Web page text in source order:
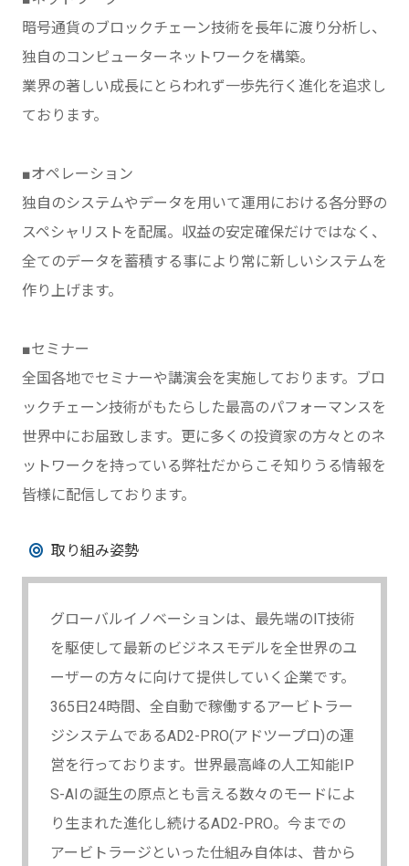
暗号通貨のブロックチェーン技術を長年に渡り分析し、
独自のコンピューターネットワークを構築。
業界の著しい成長にとらわれず一歩先行く進化を追求し
ております。
■オペレーション
独自のシステムやデータを用いて運用における各分野の
スペシャリストを配属。収益の安定確保だけではなく、
全てのデータを蓄積する事により常に新しいシステムを
作り上げます。
■セミナー
全国各地でセミナーや講演会を実施しております。ブロ
ックチェーン技術がもたらした最高のパフォーマンスを
世界中にお届致します。更に多くの投資家の方々とのネ
ットワークを持っている弊社だからこそ知りうる情報を
皆様に配信しております。
取り組み姿勢
グローバルイノベーションは、最先端のIT技術
を駆使して最新のビジネスモデルを全世界のユ
ーザーの方々に向けて提供していく企業です。
365日24時間、全自動で稼働するアービトラー
ジシステムであるAD2-PRO(アドツープロ)の運
営を行っております。世界最高峰の人工知能IP
S-AIの誕生の原点とも言える数々のモードによ
り生まれた進化し続けるAD2-PRO。今までの
アービトラージといった仕組み自体は、昔から